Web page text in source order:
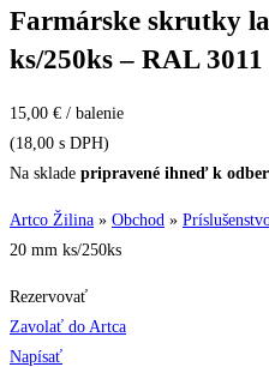
Farmárske skrutky
ks/250ks – RAL 3011
15,00 € / balenie
(18,00 s DPH)
Na sklade pripravené ihneď k
Artco Žilina » Obchod »
20 mm ks/250ks
Rezervovať
Zavolať do Artca
Napísať